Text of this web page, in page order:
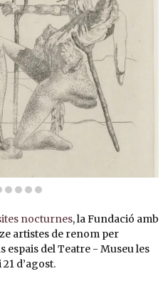
nocturnes, la Fundació amb
artistes de renom per
espais del Teatre - Museu les
21 d’agost.